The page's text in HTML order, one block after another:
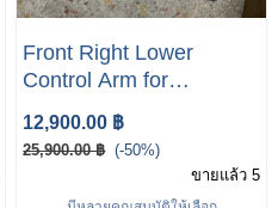
Front Right Lower
Control Arm for
Mercedes Benz W166
ML350 GL350 GL63
AMG ปีกนกบนล่าง คันชัก
12,900.00 ฿
25,900.00 ฿ (-50%)
ขายแล้ว 5